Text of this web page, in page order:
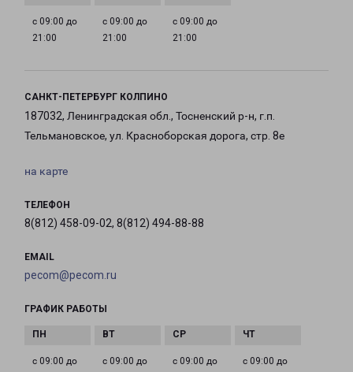
с 09:00 до
21:00
с 09:00 до
21:00
с 09:00 до
21:00
САНКТ-ПЕТЕРБУРГ КОЛПИНО
187032, Ленинградская обл., Тосненский р-н, г.п.
Тельмановское, ул. Красноборская дорога, стр. 8е
на карте
ТЕЛЕФОН
8(812) 458-09-02, 8(812) 494-88-88
EMAIL
pecom@pecom.ru
ГРАФИК РАБОТЫ
с 09:00 до с 09:00 до с 09:00 до с 09:00 до